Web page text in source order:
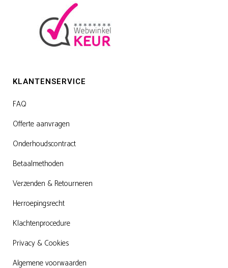
KLANTENSERVICE
FAQ
Offerte aanvragen
Onderhoudscontract
Betaalmethoden
Verzenden & Retourneren
Herroepingsrecht
Klachtenprocedure
Privacy & Cookies
Algemene voorwaarden